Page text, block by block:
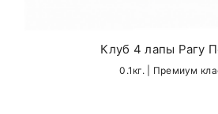
Клуб 4 лапы Рагу
0.1кг. | Премиум